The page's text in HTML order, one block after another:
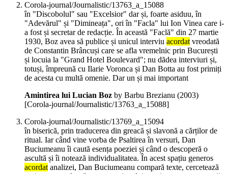
Corola-journal/Journalistic/13763_a_15088
în "Discobolul" sau "Excelsior" dar și, foarte asiduu, în
"Adevărul" și "Dimineața", ori în "Facla" lui Ion Vinea care i-
a fost și secretar de redacție. În această "Faclă" din 27 martie
1930, Boz avea să publice și unicul interviu acordatvreodată
de Constantin Brâncuși care se afla vremelnic prin București
și locuia la "Grand Hotel Boulevard"; nu dădea interviuri și,
totuși, împreună cu Ilarie Voronca și Dan Botta au fost primiți
de acesta cu multă omenie. Dar un și mai important
Amintirea lui Lucian Boz by Barbu Brezianu (2003)
[Corola-journal/Journalistic/13763_a_15088]
Corola-journal/Journalistic/13769_a_15094
în biserică, prin traducerea din greacă și slavonă a cărților de
ritual. Iar când vine vorba de Psaltirea în versuri, Dan
Buciumeanu îi caută esența poeziei și când o descoperă o
ascultă și îi notează individualitatea. În acest spațiu generos
acordatanalizei, Dan Buciumeanu compară texte, cercetează